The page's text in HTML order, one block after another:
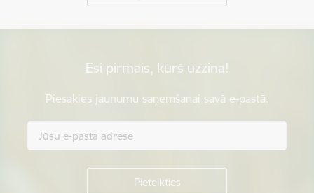
Esi pirmais, kurš uzzina!
Piesakies jaunumu saņemšanai savā e-pastā.